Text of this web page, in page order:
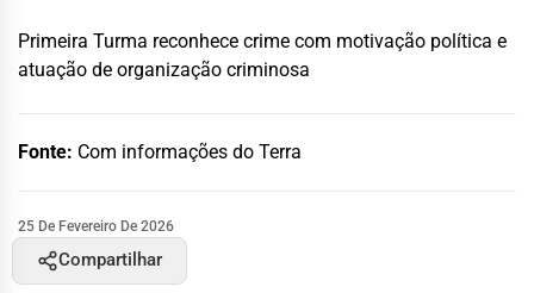
Primeira Turma reconhece crime com motivação política e
atuação de organização criminosa
Fonte: Com informações do Terra
25 De Fevereiro De 2026
Compartilhar